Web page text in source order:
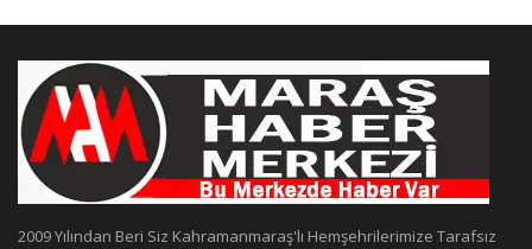
2009 Yılından Beri Siz Kahramanmaraş'lı Hemşehrilerimize Tarafsız